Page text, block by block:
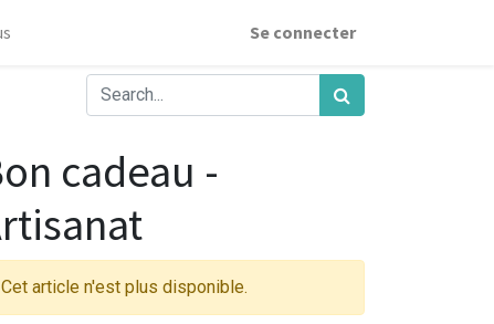
Se connecter
cadeau -
Cet article n'est plus disponible.